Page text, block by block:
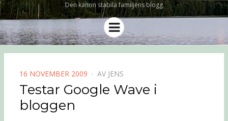
Den kanon stabila familjens blogg
Meny
PUBLICERAD
DEN
16 NOVEMBER 2009 AV JENS
Testar Google Wave i
bloggen